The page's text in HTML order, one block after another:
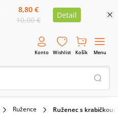
8,80 €
10,00 €
Detail
Konto Wishlist Košík Menu
Ružence Ruženec s